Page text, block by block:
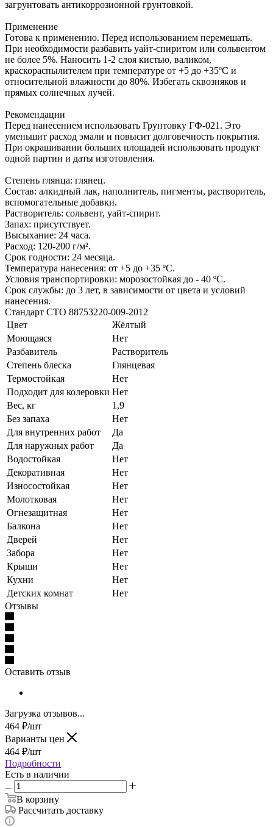
загрунтовать антикоррозионной грунтовкой.
Применение
Готова к применению. Перед использованием перемешать.
При необходимости разбавить уайт-спиритом или сольвентом
не более 5%. Наносить 1-2 слоя кистью, валиком,
краскораспылителем при температуре от +5 до +35ºС и
относительной влажности до 80%. Избегать сквозняков и
прямых солнечных лучей.
Рекомендации
Перед нанесением использовать Грунтовку ГФ-021. Это
уменьшит расход эмали и повысит долговечность покрытия.
При окрашивании больших площадей использовать продукт
одной партии и даты изготовления.
Степень глянца: глянец.
Состав: алкидный лак, наполнитель, пигменты, растворитель,
вспомогательные добавки.
Растворитель: сольвент, уайт-спирит.
Запах: присутствует.
Высыхание: 24 часа.
Расход: 120-200 г/м².
Срок годности: 24 месяца.
Температура нанесения: от +5 до +35 ºС.
Условия транспортировки: морозостойкая до - 40 ºС.
Срок службы: до 3 лет, в зависимости от цвета и условий
нанесения.
Стандарт СТО 88753220-009-2012
Цвет
Жёлтый
Моющаяся
Нет
Разбавитель
Растворитель
Степень блеска
Глянцевая
Термостойкая
Нет
Подходит для колеровки Нет
Вес, кг
1,9
Без запаха
Нет
Для внутренних работ
Да
Для наружных работ
Да
Водостойкая
Нет
Декоративная
Нет
Износостойкая
Нет
Молотковая
Нет
Огнезащитная
Нет
Балкона
Нет
Дверей
Нет
Забора
Нет
Крыши
Нет
Кухни
Нет
Детских комнат
Нет
Отзывы
Оставить отзыв
Загрузка отзывов...
464 ₽/шт
Варианты цен
464 ₽/шт
Подробности
Есть в наличии
В корзину
Рассчитать доставку